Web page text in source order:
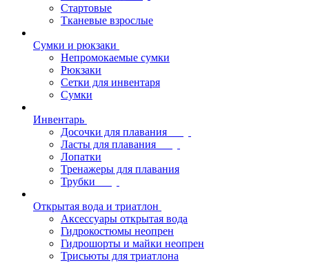
Стартовые
Тканевые взрослые
Сумки и рюкзаки
Непромокаемые сумки
Рюкзаки
Сетки для инвентаря
Сумки
Инвентарь
Досочки для плавания
Ласты для плавания
Лопатки
Тренажеры для плавания
Трубки
Открытая вода и триатлон
Аксессуары открытая вода
Гидрокостюмы неопрен
Гидрошорты и майки неопрен
Трисьюты для триатлона